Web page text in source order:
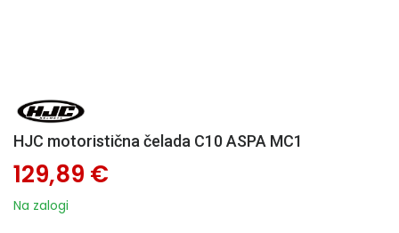
HJC motoristična čelada C10 ASPA MC1
129,89 €
Na zalogi